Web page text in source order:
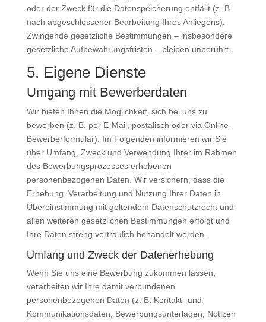
oder der Zweck für die Datenspeicherung entfällt (z. B.
nach abgeschlossener Bearbeitung Ihres Anliegens).
Zwingende gesetzliche Bestimmungen – insbesondere
gesetzliche Aufbewahrungsfristen – bleiben unberührt.
5. Eigene Dienste
Umgang mit Bewerberdaten
Wir bieten Ihnen die Möglichkeit, sich bei uns zu
bewerben (z. B. per E-Mail, postalisch oder via Online-
Bewerberformular). Im Folgenden informieren wir Sie
über Umfang, Zweck und Verwendung Ihrer im Rahmen
des Bewerbungsprozesses erhobenen
personenbezogenen Daten. Wir versichern, dass die
Erhebung, Verarbeitung und Nutzung Ihrer Daten in
Übereinstimmung mit geltendem Datenschutzrecht und
allen weiteren gesetzlichen Bestimmungen erfolgt und
Ihre Daten streng vertraulich behandelt werden.
Umfang und Zweck der Datenerhebung
Wenn Sie uns eine Bewerbung zukommen lassen,
verarbeiten wir Ihre damit verbundenen
personenbezogenen Daten (z. B. Kontakt- und
Kommunikationsdaten, Bewerbungsunterlagen, Notizen